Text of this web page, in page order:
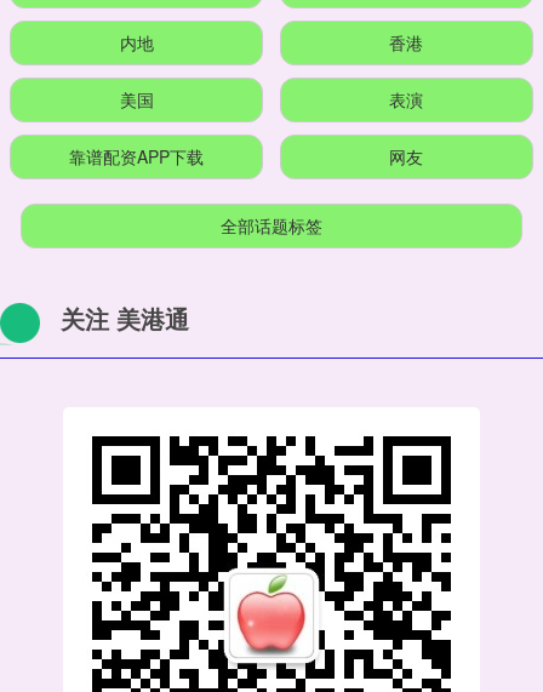
内地 香港
美国 表演
靠谱配资APP下载 网友
全部话题标签
关注 美港通